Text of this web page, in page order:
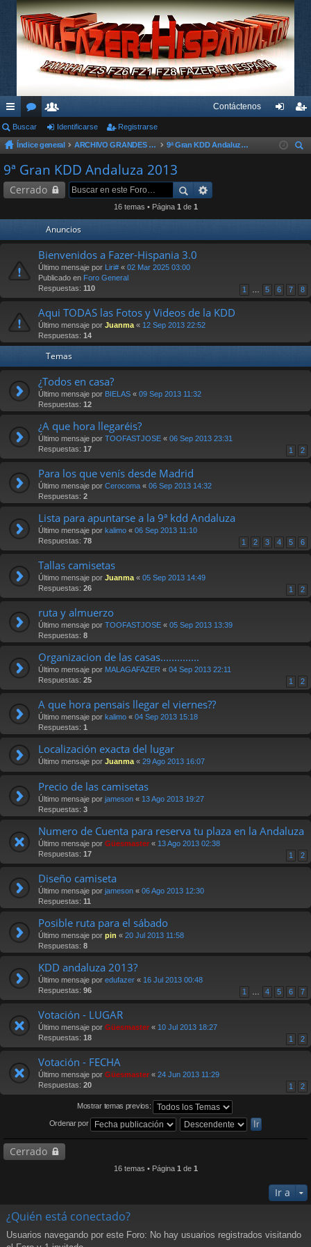
nl
ac
es
rá
or
os
su
ari
os
Contáctenos
nti ist
Buscar Identificarse Registrarse
Índice general ARCHIVO GRANDES KDD´s Y OTROS EVENTOS
9ª Gran KDD Andaluza 2013
9ª Gran KDD Andaluza 2013
Cerrado
16 temas • Página 1 de 1
Anuncios
Bienvenidos a Fazer-Hispania 3.0
Último mensaje por Liri# « 02 Mar 2025 03:00
Publicado en Foro General
Respuestas: 110 1 5 6 7 8
Aqui TODAS las Fotos y Videos de la KDD
Último mensaje por Juanma « 12 Sep 2013 22:52
Respuestas: 14
Temas
¿Todos en casa?
Último mensaje por BIELAS « 09 Sep 2013 11:32
Respuestas: 12
¿A que hora llegaréis?
Último mensaje por TOOFASTJOSE « 06 Sep 2013 23:31
Respuestas: 17 1 2
Para los que venís desde Madrid
Último mensaje por Cerocoma « 06 Sep 2013 14:32
Respuestas: 2
Lista para apuntarse a la 9ª kdd Andaluza
Último mensaje por kalimo « 06 Sep 2013 11:10
Respuestas: 78 1 2 3 4 5 6
Tallas camisetas
Último mensaje por Juanma « 05 Sep 2013 14:49
Respuestas: 26 1 2
ruta y almuerzo
Último mensaje por TOOFASTJOSE « 05 Sep 2013 13:39
Respuestas: 8
Organizacion de las casas..............
Último mensaje por MALAGAFAZER « 04 Sep 2013 22:11
Respuestas: 25 1 2
A que hora pensais llegar el viernes??
Último mensaje por kalimo « 04 Sep 2013 15:18
Respuestas: 1
Localización exacta del lugar
Último mensaje por Juanma « 29 Ago 2013 16:07
Precio de las camisetas
Último mensaje por jameson « 13 Ago 2013 19:27
Respuestas: 3
Numero de Cuenta para reserva tu plaza en la Andaluza
Último mensaje por Güesmaster « 13 Ago 2013 02:38
Respuestas: 17 1 2
Diseño camiseta
Último mensaje por jameson « 06 Ago 2013 12:30
Respuestas: 11
Posible ruta para el sábado
Último mensaje por pin « 20 Jul 2013 11:58
Respuestas: 8
KDD andaluza 2013?
Último mensaje por edufazer « 16 Jul 2013 00:48
Respuestas: 96 1 4 5 6 7
Votación - LUGAR
Último mensaje por Güesmaster « 10 Jul 2013 18:27
Respuestas: 18 1 2
Votación - FECHA
Último mensaje por Güesmaster « 24 Jun 2013 11:29
Respuestas: 20 1 2
Mostrar temas previos:
Ordenar por
Cerrado
16 temas • Página 1 de 1
Ir a
¿Quién está conectado?
Usuarios navegando por este Foro: No hay usuarios registrados visitando